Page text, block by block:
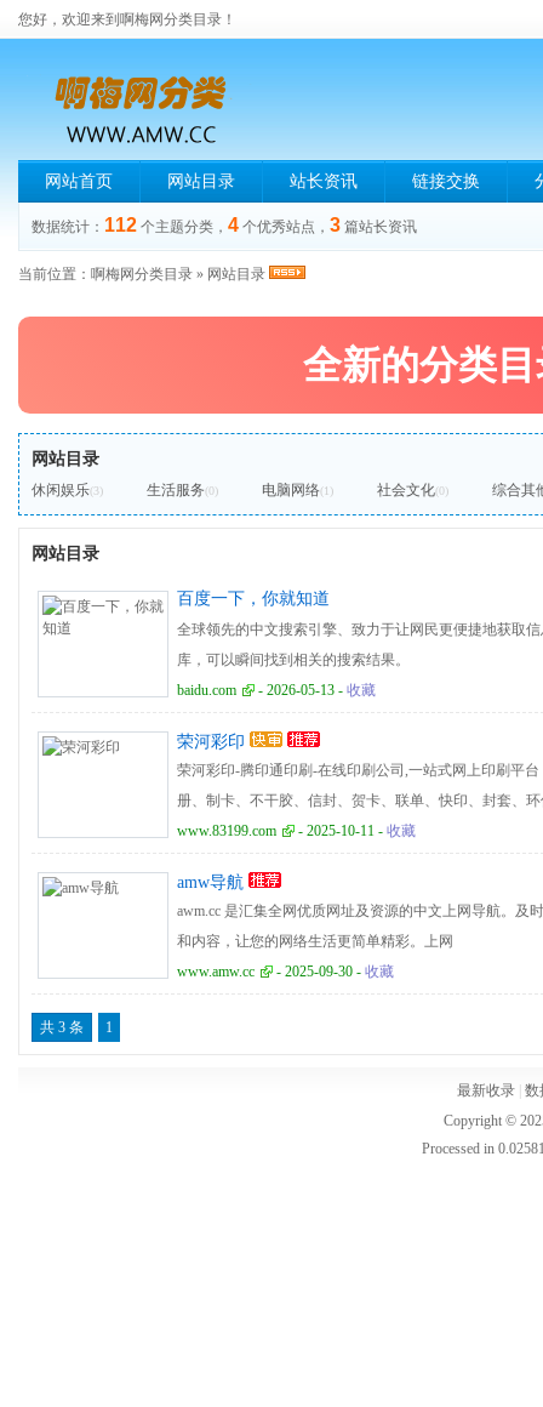
您好，欢迎来到啊梅网分类目录！
网站首页 网站目录 站长资讯 链接交换
数据统计： 112 个主题分类， 4 个优秀站点， 3 篇站长资讯
当前位置： 啊梅网分类目录 » 网站目录
全新的分类
网站目录
休闲娱乐(3) 生活服务(0) 电脑网络(1) 社会文化(0) 综合其
网站目录
百度一下，你就知道
全球领先的中文搜索引擎、致力于让网民更便捷地获取
库，可以瞬间找到相关的搜索结果。
baidu.com
- 2026-05-13 - 收藏
荣河彩印
荣河彩印-腾印通印刷-在线印刷公司,一站式网上印刷平
册、制卡、不干胶、信封、贺卡、联单、快印、封套、
服务。
www.83199.com - 2025-10-11 - 收藏
amw导航
awm.cc 是汇集全网优质网址及资源的中文上网导航。及
和内容，让您的网络生活更简单精彩。上网
www.amw.cc
- 2025-09-30 - 收藏
共 3 条 1
最新收录| 数
Copyright ©
Processed in